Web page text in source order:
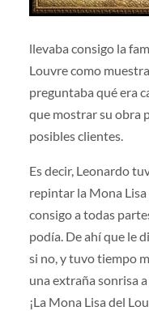
llevaba consigo la
Louvre como
preguntaba qué era
que mostrar su obra
posibles clientes.
Es decir, Leonardo
repintar la Mona
consigo a todas
podía. De ahí que le
si no, y tuvo tiempo
una extraña sonrisa
¡La Mona Lisa del